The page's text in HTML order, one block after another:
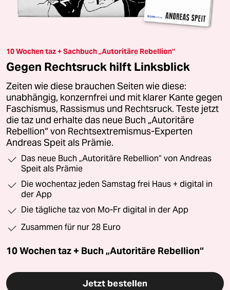
10 Wochen taz + Sachbuch „Autoritäre Rebellion“
Gegen Rechtsruck hilft Linksblick
Zeiten wie diese brauchen Seiten wie diese:
unabhängig, konzernfrei und mit klarer Kante gegen
Faschismus, Rassismus und Rechtsruck. Teste jetzt
die taz und erhalte das neue Buch „Autoritäre
Rebellion“ von Rechtsextremismus-Experten
Andreas Speit als Prämie.
Das neue Buch „Autoritäre Rebellion“ von Andreas
Speit als Prämie
Die wochentaz jeden Samstag frei Haus + digital in
der App
Die tägliche taz von Mo-Fr digital in der App
Zusammen für nur 28 Euro
10 Wochen taz + Buch „Autoritäre Rebellion“
Jetzt bestellen